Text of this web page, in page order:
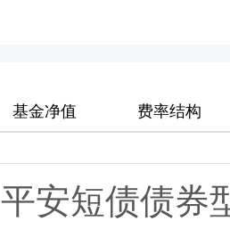
基金净值 费率结构
平安短债债券